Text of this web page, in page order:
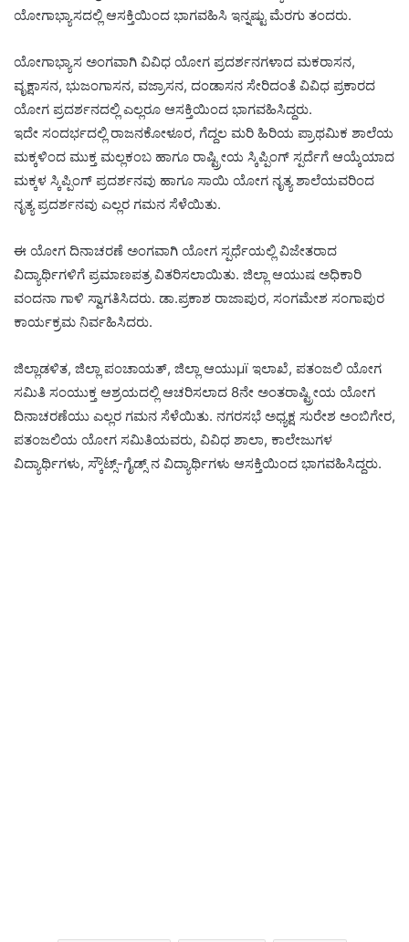
ಯೋಗಾಭ್ಯಾಸದಲ್ಲಿ ಆಸಕ್ತಿಯಿಂದ ಭಾಗವಹಿಸಿ ಇನ್ನಷ್ಟು ಮೆರಗು ತಂದರು.
ಯೋಗಾಭ್ಯಾಸ ಅಂಗವಾಗಿ ವಿವಿಧ ಯೋಗ ಪ್ರದರ್ಶನಗಳಾದ ಮಕರಾಸನ,
ವೃಕ್ಷಾಸನ, ಭುಜಂಗಾಸನ, ವಜ್ರಾಸನ, ದಂಡಾಸನ ಸೇರಿದಂತೆ ವಿವಿಧ ಪ್ರಕಾರದ
ಯೋಗ ಪ್ರದರ್ಶನದಲ್ಲಿ ಎಲ್ಲರೂ ಆಸಕ್ತಿಯಿಂದ ಭಾಗವಹಿಸಿದ್ದರು.
ಇದೇ ಸಂದರ್ಭದಲ್ಲಿ ರಾಜನಕೋಳೂರ, ಗೆದ್ದಲ ಮರಿ ಹಿರಿಯ ಪ್ರಾಥಮಿಕ ಶಾಲೆಯ
ಮಕ್ಕಳಿಂದ ಮುಕ್ತ ಮಲ್ಲಕಂಬ ಹಾಗೂ ರಾಷ್ಟ್ರೀಯ ಸ್ಕಿಪ್ಪಿಂಗ್ ಸ್ಪರ್ದೆಗೆ ಆಯ್ಕೆಯಾದ
ಮಕ್ಕಳ ಸ್ಕಿಪ್ಪಿಂಗ್ ಪ್ರದರ್ಶನವು ಹಾಗೂ ಸಾಯಿ ಯೋಗ ನೃತ್ಯ ಶಾಲೆಯವರಿಂದ
ನೃತ್ಯ ಪ್ರದರ್ಶನವು ಎಲ್ಲರ ಗಮನ ಸೆಳೆಯಿತು.
ಈ ಯೋಗ ದಿನಾಚರಣೆ ಅಂಗವಾಗಿ ಯೋಗ ಸ್ಪರ್ಧೆಯಲ್ಲಿ ವಿಜೇತರಾದ
ವಿದ್ಯಾರ್ಥಿಗಳಿಗೆ ಪ್ರಮಾಣಪತ್ರ ವಿತರಿಸಲಾಯಿತು. ಜಿಲ್ಲಾ ಆಯುಷ ಅಧಿಕಾರಿ
ವಂದನಾ ಗಾಳಿ ಸ್ವಾಗತಿಸಿದರು. ಡಾ.ಪ್ರಕಾಶ ರಾಜಾಪುರ, ಸಂಗಮೇಶ ಸಂಗಾಪುರ
ಕಾರ್ಯಕ್ರಮ ನಿರ್ವಹಿಸಿದರು.
ಜಿಲ್ಲಾಡಳಿತ, ಜಿಲ್ಲಾ ಪಂಚಾಯತ್, ಜಿಲ್ಲಾ ಆಯುμï ಇಲಾಖೆ, ಪತಂಜಲಿ ಯೋಗ
ಸಮಿತಿ ಸಂಯುಕ್ತ ಆಶ್ರಯದಲ್ಲಿ ಆಚರಿಸಲಾದ 8ನೇ ಅಂತರಾಷ್ಟ್ರೀಯ ಯೋಗ
ದಿನಾಚರಣೆಯು ಎಲ್ಲರ ಗಮನ ಸೆಳೆಯಿತು. ನಗರಸಭೆ ಅಧ್ಯಕ್ಷ ಸುರೇಶ ಅಂಬಿಗೇರ,
ಪತಂಜಲಿಯ ಯೋಗ ಸಮಿತಿಯವರು, ವಿವಿಧ ಶಾಲಾ, ಕಾಲೇಜುಗಳ
ವಿದ್ಯಾರ್ಥಿಗಳು, ಸ್ಕೌಟ್ಸ್-ಗೈಡ್ಸ್ ನ ವಿದ್ಯಾರ್ಥಿಗಳು ಆಸಕ್ತಿಯಿಂದ ಭಾಗವಹಿಸಿದ್ದರು.